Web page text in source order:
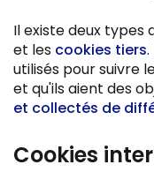
Il existe deux types
et les cookies tiers
utilisés pour suivre
et qu'ils aient des
et collectés de
Cookies